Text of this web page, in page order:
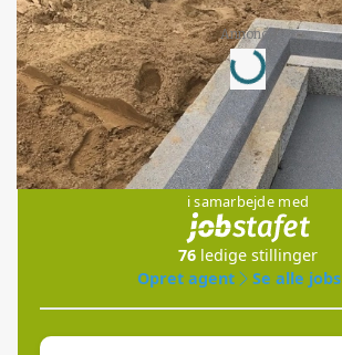
Annonce
Loading...
Jobs
i samarbejde med
76 ledige stillinger
Opret agent
Se alle jobs